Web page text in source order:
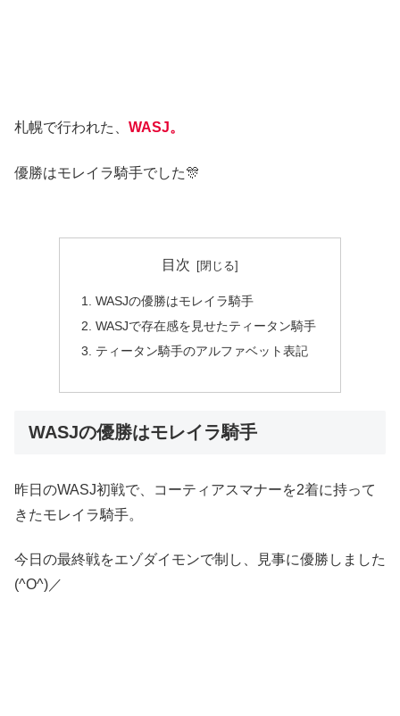
札幌で行われた、 WASJ。
優勝はモレイラ騎手でした🎊
目次
WASJの優勝はモレイラ騎手
WASJで存在感を見せたティータン騎手
ティータン騎手のアルファベット表記
WASJの優勝はモレイラ騎手
昨日のWASJ初戦で、コーティアスマナーを2着に持って
きたモレイラ騎手。
今日の最終戦をエゾダイモンで制し、見事に優勝しました
(^O^)／